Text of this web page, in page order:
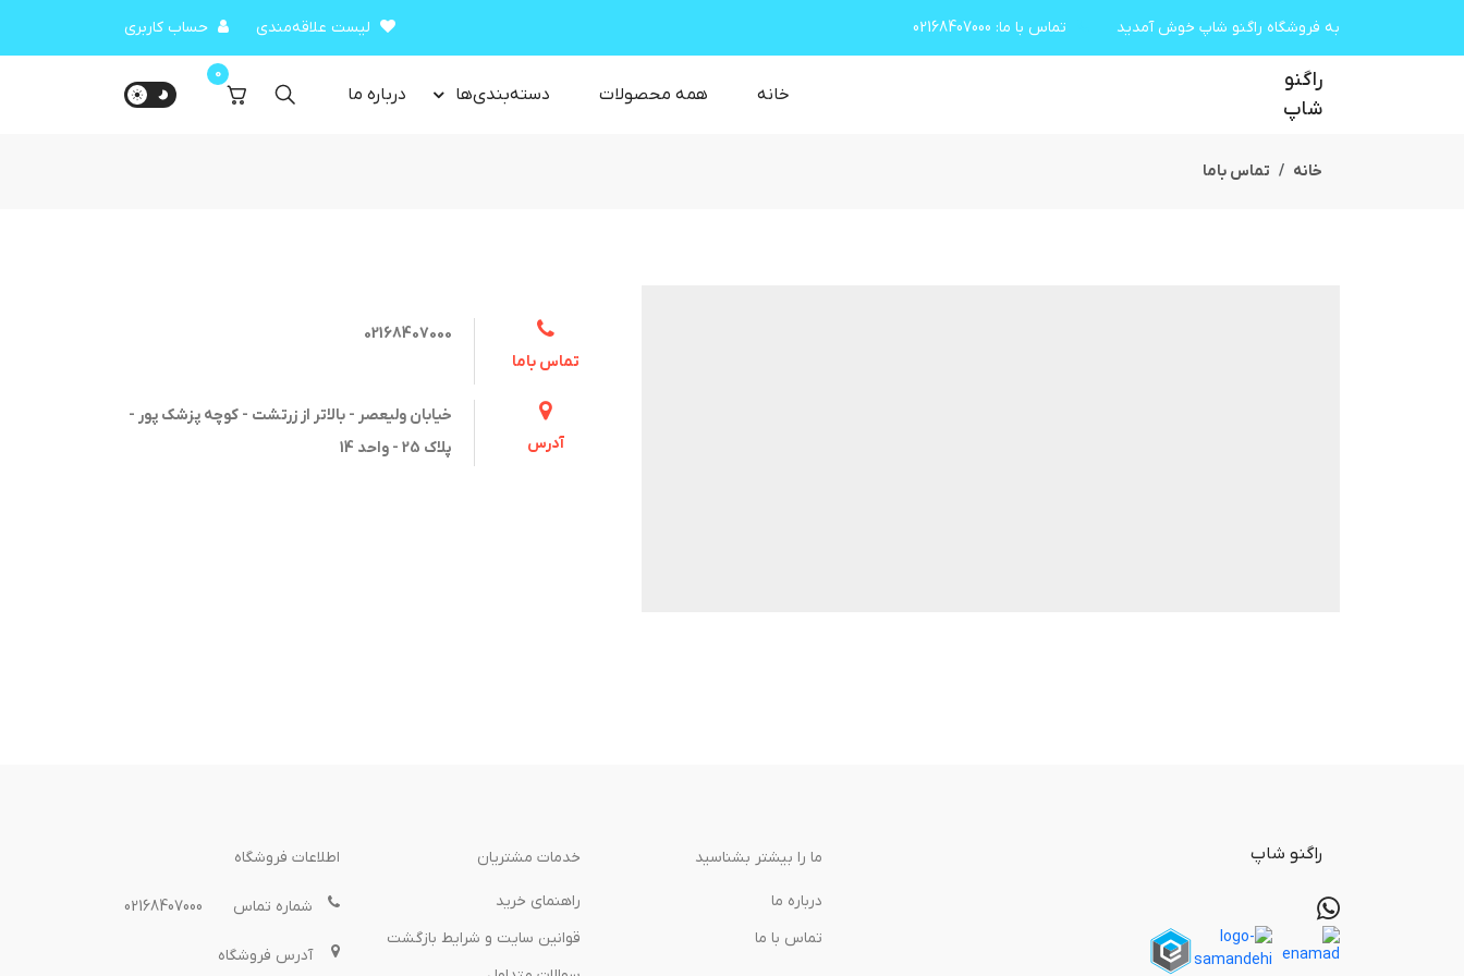
به فروشگاه راگنو شاپ خوش آمدید تماس با ما:
02168407000 لیست علاقه‌مندی حساب کاربری
راگنو
شاپ
خانه همه محصولات دسته‌بندی‌ها درباره‌ ما
0
خانه تماس باما
تماس باما
02168407000
آدرس
خیابان ولیعصر - بالاتر از زرتشت - کوچه پزشک پور -
پلاک 25 - واحد 14
راگنو شاپ ما را بیشتر بشناسید
درباره‌ ما
تماس با ما
خدمات مشتریان
راهنمای خرید
قوانین سایت و شرایط بازگشت
اطلاعات فروشگاه
شماره تماس 02168407000
آدرس فروشگاه